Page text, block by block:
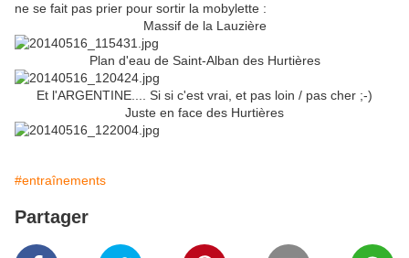
ne se fait pas prier pour sortir la mobylette :
Massif de la Lauzière
Plan d'eau de Saint-Alban des Hurtières
Et l'ARGENTINE.... Si si c'est vrai, et pas loin / pas cher ;-)
Juste en face des Hurtières
#entraînements
Partager